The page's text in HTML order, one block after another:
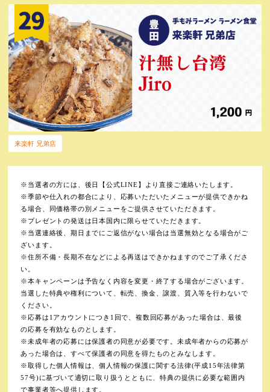
来楽軒 兄弟店
※当選者の方には、後日【公式LINE】より直接ご連絡いたします。
※季節や仕入れの都合により、応募いただいたメニューが提供できかね
る場合、同価格帯の別メニューをご提供させていただきます。
※プレゼントの発送は日本国内に限らせていただきます。
※当選連絡後、期日までにご返信がない場合は当選無効となる場合がご
ざいます。
※住所不備・長期不在などによる再送はできかねますのでご了承くださ
い。
※本キャンペーンは予告なく内容を変更・終了する場合がございます。
当選した特典や権利について、転売、換金、譲渡、質入等を行わないで
ください。
※応募は1アカウントにつき1回で、複数回応募があった場合は、最後
の応募を有効なものとします。
※未成年者の応募には保護者の同意が必要です。未成年者からの応募が
あった場合は、すべて保護者の同意を得たものとみなします。
※取得した個人情報は、個人情報の保護に関する法律(平成15年法律第
57号)に基づいて適切に取り扱うとともに、特典の提供に必要な範囲内
で事業者等へ提供します。